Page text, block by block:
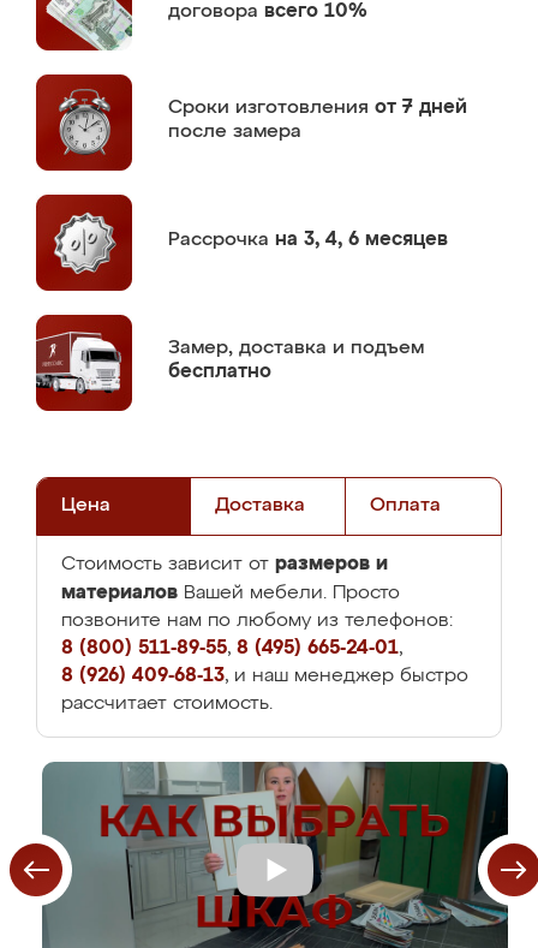
договора всего 10%
Сроки изготовления от 7 дней
после замера
Рассрочка на 3, 4, 6 месяцев
Замер, доставка и подъем
бесплатно
Цена Доставка Оплата
Стоимость зависит от размеров и
материалов Вашей мебели. Просто
позвоните нам по любому из телефонов:
8 (800) 511-89-55, 8 (495) 665-24-01,
8 (926) 409-68-13, и наш менеджер быстро
рассчитает стоимость.